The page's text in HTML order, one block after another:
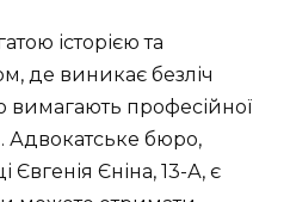
історією та
де виникає безліч
вимагають професійної
бюро,
Єніна, 13-А, є